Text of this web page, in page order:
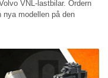
VNL-lastbilar. Ordern
nya modellen på den